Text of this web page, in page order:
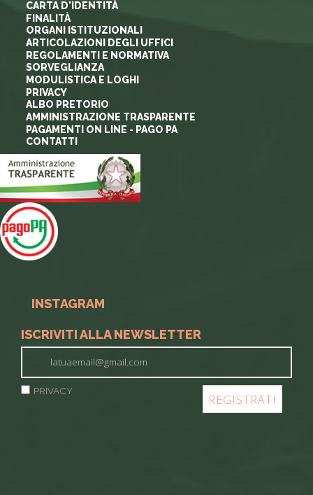
CARTA D'IDENTITÀ
FINALITÀ
ORGANI ISTITUZIONALI
ARTICOLAZIONI DEGLI UFFICI
REGOLAMENTI E NORMATIVA
SORVEGLIANZA
MODULISTICA E LOGHI
PRIVACY
ALBO PRETORIO
AMMINISTRAZIONE TRASPARENTE
PAGAMENTI ON LINE - PAGO PA
CONTATTI
INSTAGRAM
ISCRIVITI ALLA NEWSLETTER
PRIVACY